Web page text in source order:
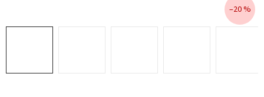
–20 %